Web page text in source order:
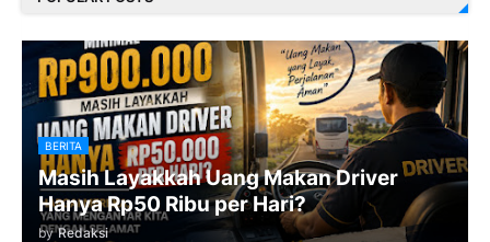
BERITA
Masih Layakkah Uang Makan Driver
Hanya Rp50 Ribu per Hari?
by Redaksi